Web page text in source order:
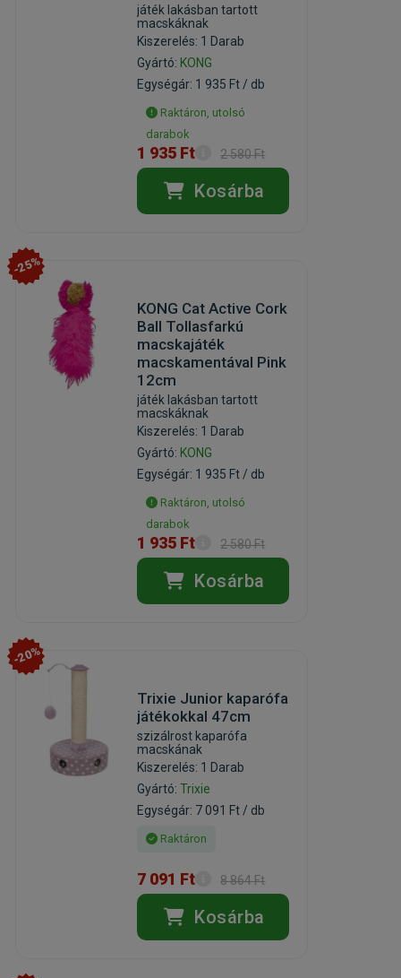
játék lakásban tartott
macskáknak
Kiszerelés: 1 Darab
Gyártó: KONG
Egységár: 1 935 Ft / db
Raktáron, utolsó
darabok
1 935 Ft 2 580 Ft
Kosárba
-25%
KONG Cat Active Cork
Ball Tollasfarkú
macskajáték
macskamentával Pink
12cm
játék lakásban tartott
macskáknak
Kiszerelés: 1 Darab
Gyártó: KONG
Egységár: 1 935 Ft / db
Raktáron, utolsó
darabok
1 935 Ft 2 580 Ft
Kosárba
-20%
Trixie Junior kaparófa
játékokkal 47cm
szizálrost kaparófa
macskának
Kiszerelés: 1 Darab
Gyártó:Trixie
Egységár: 7 091 Ft / db
Raktáron
7 091 Ft 8 864 Ft
Kosárba